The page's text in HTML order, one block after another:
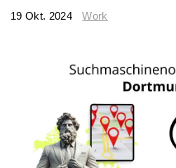
19 Okt. 2024 Work